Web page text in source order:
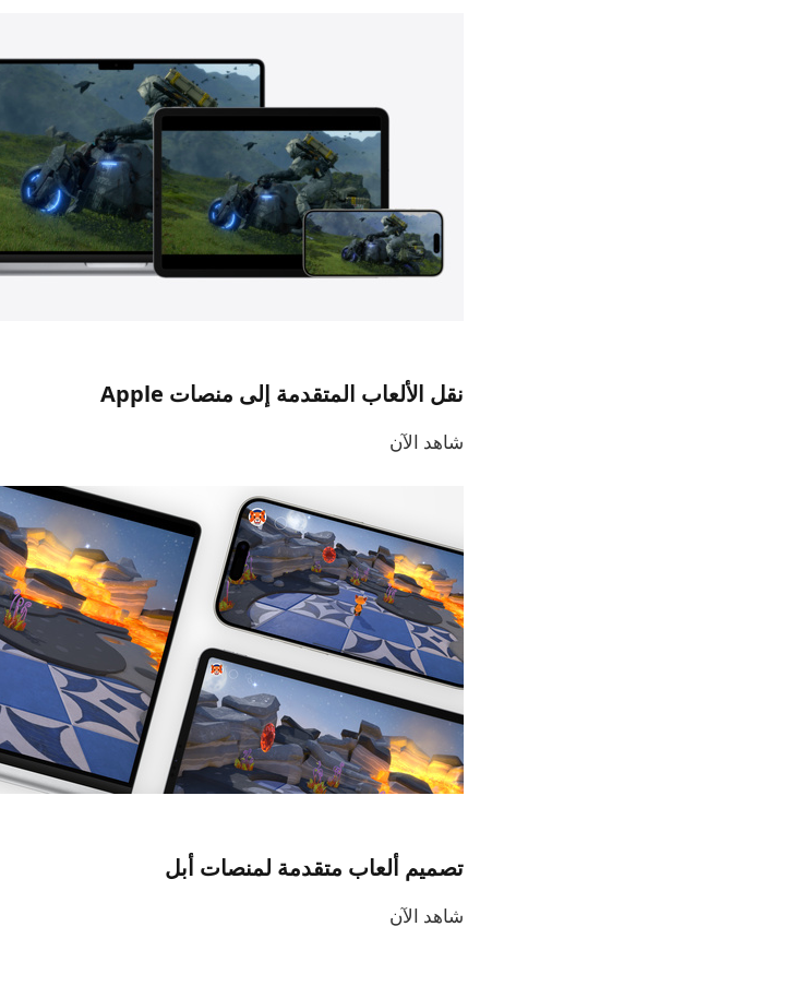
نقل الألعاب المتقدمة إلى منصات Apple
شاهد الآن
تصميم ألعاب متقدمة لمنصات أبل
شاهد الآن